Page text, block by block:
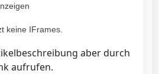
keine IFrames.
aber durch
aufrufen.